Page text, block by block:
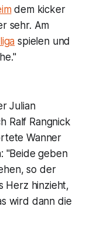
dem kicker
sehr. Am
spielen und
Julian
Ralf Rangnick
Wanner
"Beide geben
so der
Herz hinzieht,
wird dann die